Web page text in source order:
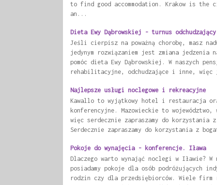
to find good accommodation. Krakow is
an...
Dieta Ewy Dąbrowskiej - turnus odchudzający
Jeśli cierpisz na poważną chorobę, masz
jedynym rozwiązaniem jest zmiana jedzenia
pomóc dieta Ewy Dąbrowskiej. W naszych
rehabilitacyjne, odchudzające i inne, więc
Najlepsze usługi noclegowe i rekreacyjne
Kawallo to wyjątkowy hotel i restauracja
konferencyjne. Mazowieckie to
więc serdecznie zapraszamy do korzystania
Serdecznie zapraszamy do korzystania z
Pokoje do wynajęcia - konferencje. Iława
Dlaczego warto wynająć noclegi w Iławie? W
posiadamy pokoje dla osób podróżujących
rodzin czy dla przedsiębiorców. Wiele firm